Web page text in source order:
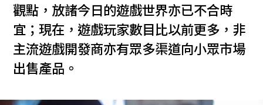
觀點，放諸今日的遊戲世界亦已不合時
宜；現在，遊戲玩家數目比以前更多，非
主流遊戲開發商亦有眾多渠道向小眾市場
出售產品。